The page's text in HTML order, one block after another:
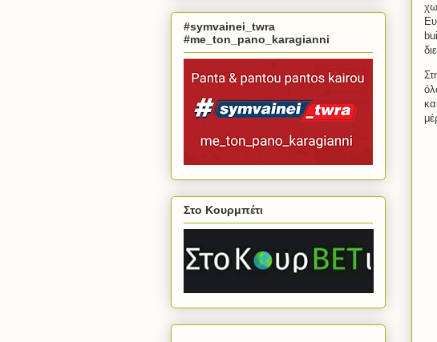
#symvainei_twra
#me_ton_pano_karagianni
Στο Κουρμπέτι